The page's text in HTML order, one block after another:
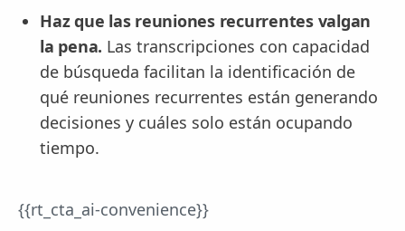
Haz que las reuniones recurrentes valgan
la pena. Las transcripciones con capacidad
de búsqueda facilitan la identificación de
qué reuniones recurrentes están generando
decisiones y cuáles solo están ocupando
tiempo.
{{rt_cta_ai-convenience}}